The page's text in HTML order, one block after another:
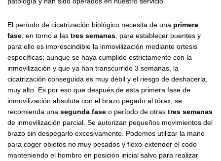
El período de cicatrización biológico necesita de una primera
fase , en torno a las tres semanas , para establecer puentes y
para ello es imprescindible la inmovilización mediante ortesis
específicas; aunque se haya cumplido estrictamente con la
inmovilización y que ya han transcurrido 3 semanas, la
cicatrización conseguida es muy débil y el riesgo de deshacerla,
muy alto. Es por eso que después de esta primera fase de
inmovilización absoluta con el brazo pegado al tórax, se
recomienda una segunda fase o período de otras tres semanas
de inmovilización parcial. Se autorizan pequeños movimientos del
brazo sin despegarlo excesivamente. Podemos utilizar la mano
para coger objetos no muy pesados y flexo-extender el codo
manteniendo el hombro en posición inicial salvo para realizar